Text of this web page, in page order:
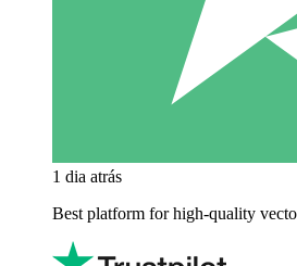
1 dia atrás
Best platform for high-quality